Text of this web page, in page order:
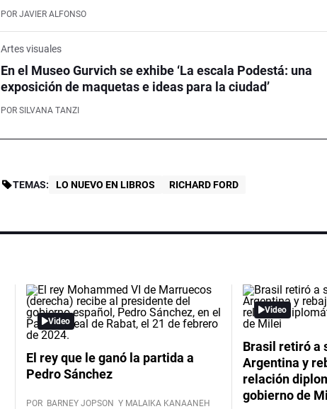
POR JAVIER ALFONSO
Artes visuales
En el Museo Gurvich se exhibe ‘La escala Podestá: una
exposición de maquetas e ideas para la ciudad’
POR SILVANA TANZI
TEMAS: LO NUEVO EN LIBROS RICHARD FORD
Video
El rey que le ganó la partida a
Pedro Sánchez
POR BARNEY JOPSON Y MALAIKA KANAANEH
Video
Brasil retiró a
Argentina y
relación
gobierno de